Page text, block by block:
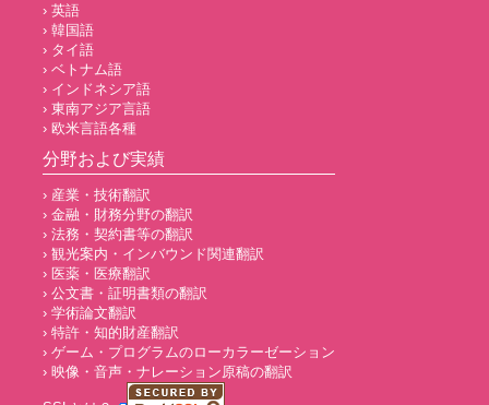
› 英語
› 韓国語
› タイ語
› ベトナム語
› インドネシア語
› 東南アジア言語
› 欧米言語各種
分野および実績
› 産業・技術翻訳
› 金融・財務分野の翻訳
› 法務・契約書等の翻訳
› 観光案内・インバウンド関連翻訳
› 医薬・医療翻訳
› 公文書・証明書類の翻訳
› 学術論文翻訳
› 特許・知的財産翻訳
› ゲーム・プログラムのローカラーゼーション
› 映像・音声・ナレーション原稿の翻訳